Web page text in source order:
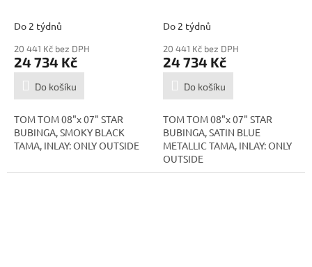
SKB
Do 2 týdnů
20 441 Kč bez DPH
24 734 Kč
Do košíku
TOM TOM 08"x 07" STAR
BUBINGA, SMOKY BLACK
TAMA, INLAY: ONLY OUTSIDE
TBT0807S-SBM
Do 2 týdnů
20 441 Kč bez DPH
24 734 Kč
Do košíku
TOM TOM 08"x 07" STAR
BUBINGA, SATIN BLUE
METALLIC TAMA, INLAY: ONLY
OUTSIDE